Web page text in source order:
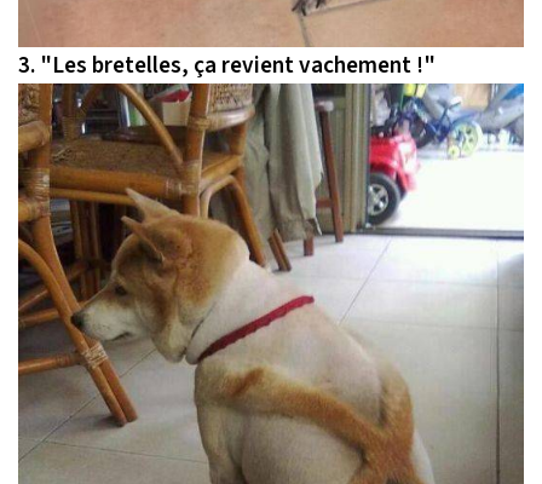
3. "Les bretelles, ça revient vachement !"